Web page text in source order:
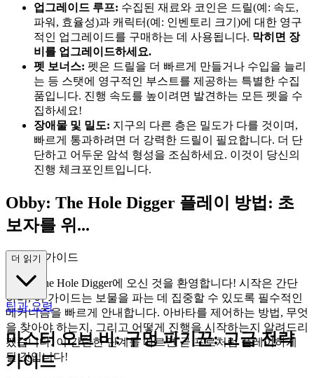
업그레이드 루프: 수집된 재료와 코인은 드릴(예: 속도,
파워, 효율성)과 캐릭터(예: 인벤토리 크기)에 대한 영구
적인 업그레이드를 구매하는 데 사용됩니다. 막히면 장
비를 업그레이드하세요.
펫 보너스: 펫은 드릴을 더 빠르게 만들거나 수입을 늘리
는 등 스탯에 영구적인 부스트를 제공하는 특별한 수집
품입니다. 진행 속도를 높이려면 발견하는 모든 펫을 수
집하세요!
장애물 및 밀도: 지구의 다른 층은 밀도가 다를 것이며,
빠르게 통과하려면 더 강력한 드릴이 필요합니다. 더 단
단하고 어두운 암석 형성을 조심하세요. 이것이 당신의
진행 체크포인트입니다.
Obby: The Hole Digger 플레이 방법: 초
보자를 위...
한 완벽 가이드
Obby: The Hole Digger에 오신 것을 환영합니다! 시작은 간단
하며, 이 가이드는 보물을 파는 데 집중할 수 있도록 필수적인
메커니즘을 빠르게 안내합니다. 아바타를 제어하는 방법, 무엇
을 찾아야 하는지, 그리고 어떻게 진행을 시작하는지 알려드리
겠습니다. 이 간단한 단계를 따르면 곧 프로처럼 플레이하게
될 것입니다!
더 읽기
팁과 요령
마스터 오브 비: 구멍 파기꾼: 고급 전략
가이드